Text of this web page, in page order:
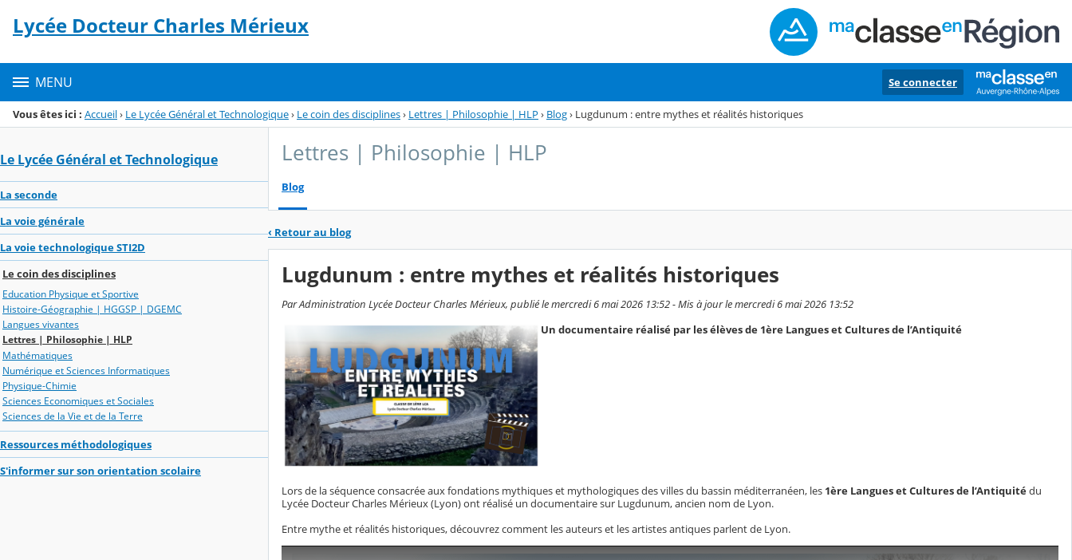
Menu de la rubrique
Contenu
Lycée Docteur Charles Mérieux
MENU Se connecter
Vous êtes ici : Accueil› Le Lycée Général et Technologique› Le coin des disciplines› Lettres | Philosophie | HLP › Blog› Lugdunum : entre mythes et réalités historiques
Le Lycée Général et Technologique
La seconde
La voie générale
La voie technologique STI2D
Le coin des disciplines
Education Physique et Sportive
Histoire-Géographie | HGGSP | DGEMC
Langues vivantes
Lettres | Philosophie | HLP
Mathématiques
Numérique et Sciences Informatiques
Physique-Chimie
Sciences Economiques et Sociales
Sciences de la Vie et de la Terre
Ressources méthodologiques
S'informer sur son orientation scolaire
Lettres | Philosophie | HLP
Blog
‹ Retour au blog
Lugdunum : entre mythes et réalités historiques
Par Administration Lycée Docteur Charles Mérieux, publié le mercredi 6 mai 2026 13:52 - Mis à jour le mercredi 6 mai 2026 13:52
Un documentaire réalisé par les élèves de 1ère Langues et Cultures de l’Antiquité
Lors de la séquence consacrée aux fondations mythiques et mythologiques des villes du bassin méditerranéen, les 1ère Langues et Cultures de l’Antiquitédu
Lycée Docteur Charles Mérieux (Lyon) ont réalisé un documentaire sur Lugdunum, ancien nom de Lyon.
Entre mythe et réalités historiques, découvrez comment les auteurs et les artistes antiques parlent de Lyon.